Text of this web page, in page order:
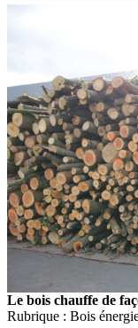
Le bois chauffe de
Rubrique : Bois